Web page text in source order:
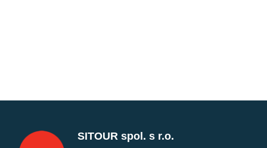
SITOUR spol. s r.o.